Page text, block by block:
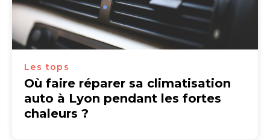
Les tops
Où faire réparer sa climatisation
auto à Lyon pendant les fortes
chaleurs ?